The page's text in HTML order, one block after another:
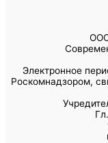
Электронное
Роскомнадзором,